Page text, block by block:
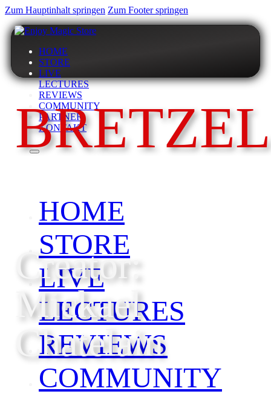
Zum Hauptinhalt springen Zum Footer springen
HOME
STORE
LIVE
LECTURES
REVIEWS
COMMUNITY
PARTNER
KONTAKT
HOME
STORE
LIVE
LECTURES
REVIEWS
COMMUNITY
BRETZEL
Creator:
Mickael
Chatelain